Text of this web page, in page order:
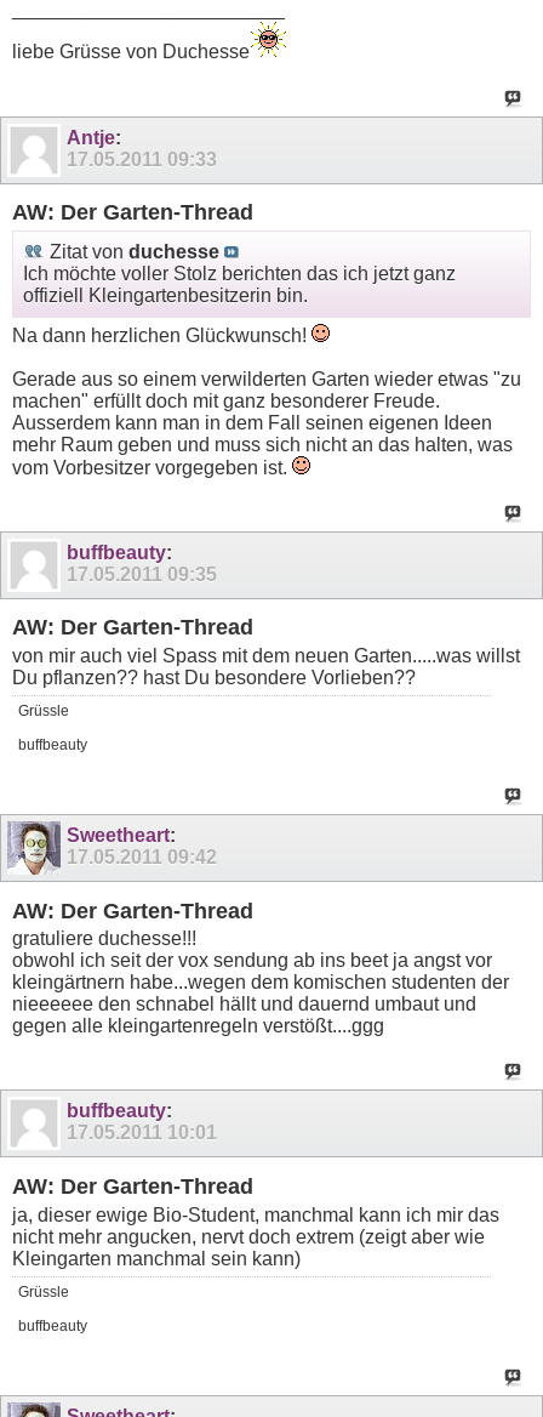
liebe Grüsse von Duchesse
Antje:
17.05.2011 09:33
AW: Der Garten-Thread
Zitat von duchesse
Ich möchte voller Stolz berichten das ich jetzt ganz
offiziell Kleingartenbesitzerin bin.
Na dann herzlichen Glückwunsch!
Gerade aus so einem verwilderten Garten wieder etwas "zu
machen" erfüllt doch mit ganz besonderer Freude.
Ausserdem kann man in dem Fall seinen eigenen Ideen
mehr Raum geben und muss sich nicht an das halten, was
vom Vorbesitzer vorgegeben ist.
buffbeauty:
17.05.2011 09:35
AW: Der Garten-Thread
von mir auch viel Spass mit dem neuen Garten.....was willst
Du pflanzen?? hast Du besondere Vorlieben??
Grüssle
buffbeauty
Sweetheart:
17.05.2011 09:42
AW: Der Garten-Thread
gratuliere duchesse!!!
obwohl ich seit der vox sendung ab ins beet ja angst vor
kleingärtnern habe...wegen dem komischen studenten der
nieeeeee den schnabel hällt und dauernd umbaut und
gegen alle kleingartenregeln verstößt....ggg
buffbeauty:
17.05.2011 10:01
AW: Der Garten-Thread
ja, dieser ewige Bio-Student, manchmal kann ich mir das
nicht mehr angucken, nervt doch extrem (zeigt aber wie
Kleingarten manchmal sein kann)
Grüssle
buffbeauty